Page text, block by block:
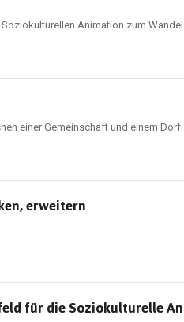
Animation zum
einer Gemeinschaft und einem Dorf
erweitern
für die Soziokulturelle